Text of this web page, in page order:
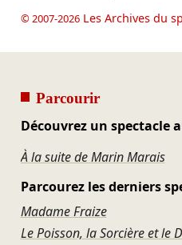
© 2007-2026Les Archives du
Parcourir
Découvrez un spectacle
À la suite de Marin Marais
Parcourez les derniers
Madame Fraize
Le Poisson, la Sorcière et le